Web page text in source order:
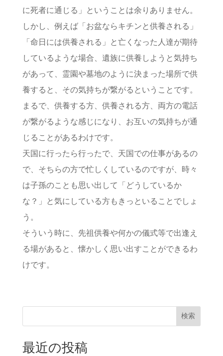
に死者に通じる」ということは余りありません。
しかし、例えば「お盆ならキチンと供養される」
「命日には供養される」と亡くなった人達が期待
しているような場合、遺族に供養しようと気持ち
があって、霊園や墓地のように決まった場所で供
養すると、その気持ちが繋がるということです。
まるで、供養する方、供養される方、両方の電話
が繋がるような感じになり、お互いの気持ちが通
じることがあるわけです。
天国に行ったら行ったで、天国での仕事があるの
で、そちらの方で忙しくしているのですが、時々
は子孫のことも思い出して「どうしているか
な？」と気にしている方もきっといることでしょ
う。
そういう時に、先祖供養や何かの儀式等で出逢え
る場があると、懐かしく思い出すことができるわ
けです。
検索
最近の投稿